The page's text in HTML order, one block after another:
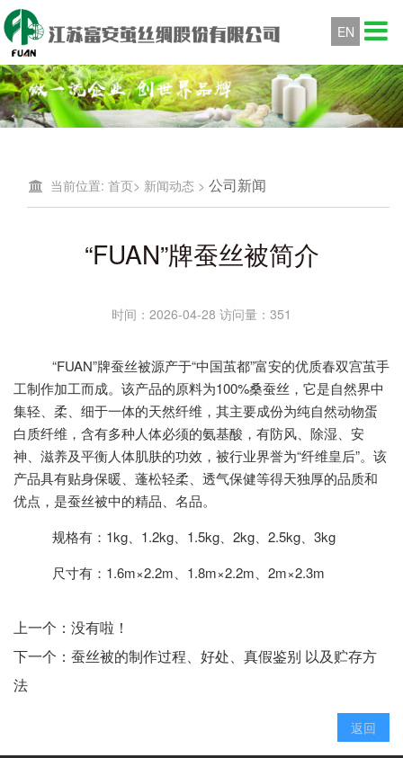
EN
当前位置: 首页> 新闻动态 > 公司新闻
“FUAN”牌蚕丝被简介
时间：2026-04-28 访问量：351
“FUAN”牌蚕丝被源产于“中国茧都”富安的优质春双宫茧手
工制作加工而成。该产品的原料为100%桑蚕丝，它是自然界中
集轻、柔、细于一体的天然纤维，其主要成份为纯自然动物蛋
白质纤维，含有多种人体必须的氨基酸，有防风、除湿、安
神、滋养及平衡人体肌肤的功效，被行业界誉为“纤维皇后”。该
产品具有贴身保暖、蓬松轻柔、透气保健等得天独厚的品质和
优点，是蚕丝被中的精品、名品。
规格有： 1kg、1.2kg、1.5kg、2kg、2.5kg、3kg
尺寸有： 1.6m×2.2m、1.8m×2.2m、2m×2.3m
上一个：没有啦！
下一个： 蚕丝被的制作过程、好处、真假鉴别 以及贮存方
法
返回